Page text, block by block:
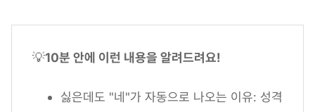
💡10분 안에 이런 내용을 알려드려요!
싫은데도 "네"가 자동으로 나오는 이유: 성격